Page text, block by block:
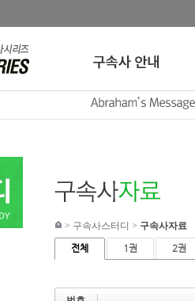
> 구속사스터디 > 구속사자료
전체 1권 2권